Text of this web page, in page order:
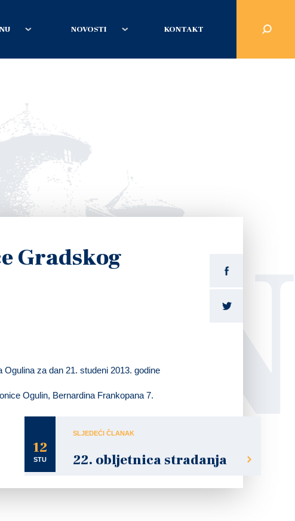
NOVOSTI KONTAKT
Gradskog
za dan 21. studeni 2013. godine
Ogulin, Bernardina Frankopana 7.
12
STU
SLJEDEĆI ČLANAK
22. obljetnica stradanja